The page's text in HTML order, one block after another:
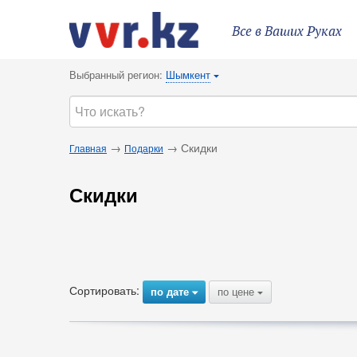
Все в Ваших Руках
Выбранный регион: Шымкент {
Главная → Подарки → Скидки
Скидки
Сортировать: по дате{ по цене {